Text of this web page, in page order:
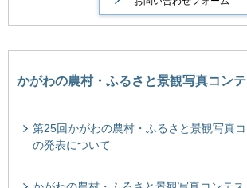
かがわの農村・ふるさと景観写真コンテ
第25回かがわの農村・ふるさと景観写真
の発表について